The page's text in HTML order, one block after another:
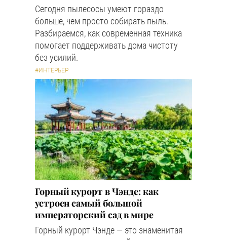
Сегодня пылесосы умеют гораздо
больше, чем просто собирать пыль.
Разбираемся, как современная техника
помогает поддерживать дома чистоту
без усилий.
#ИНТЕРЬЕР
Горный курорт в Чэнде: как
устроен самый большой
императорский сад в мире
Горный курорт Чэнде — это знаменитая